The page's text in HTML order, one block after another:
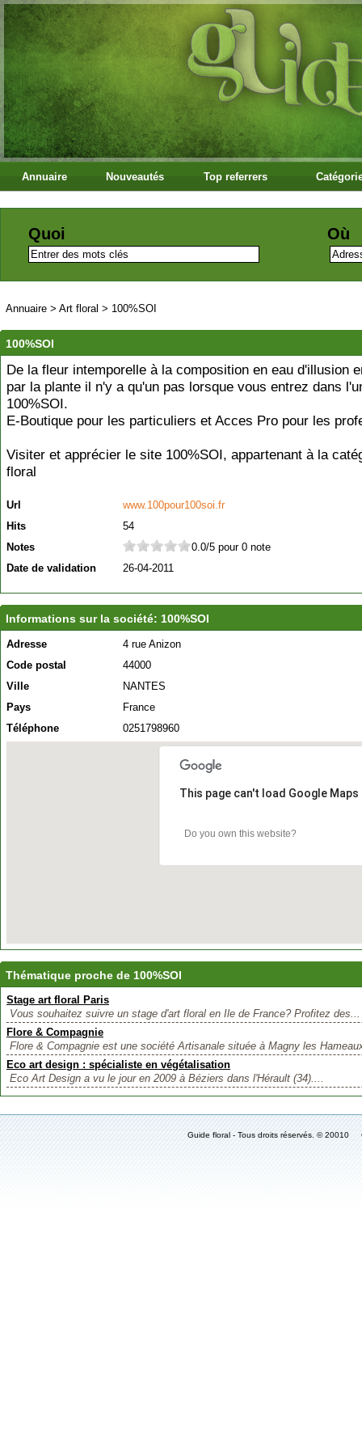
Annuaire Nouveautés Top referrers
Quoi Où
Annuaire > Art floral > 100%SOI
100%SOI
De la fleur intemporelle à la composition en eau d'illusion
par la plante il n'y a qu'un pas lorsque vous entrez dans
100%SOI.
E-Boutique pour les particuliers et Acces Pro pour les
Visiter et apprécier le site 100%SOI, appartenant à la
floral
Url
www.100pour100soi.fr
Hits
54
Notes
0.0/5 pour 0 note
Date de validation
26-04-2011
Informations sur la société: 100%SOI
Adresse
4 rue Anizon
Code postal
44000
Ville
NANTES
Pays
France
Téléphone
0251798960
This page can't load Google
Do you own this website?
Thématique proche de 100%SOI
Stage art floral Paris
Vous souhaitez suivre un stage d'art floral en Ile de France? Profitez des...
Flore & Compagnie
Flore & Compagnie est une société Artisanale située à Magny les
Eco art design : spécialiste en végétalisation
Eco Art Design a vu le jour en 2009 à Béziers dans l'Hérault (34)....
Guide floral - Tous droits réservés. ©